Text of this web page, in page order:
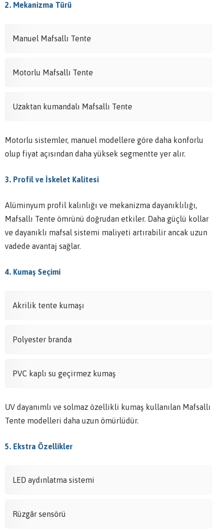
2. Mekanizma Türü
Manuel Mafsallı Tente
Motorlu Mafsallı Tente
Uzaktan kumandalı Mafsallı Tente
Motorlu sistemler, manuel modellere göre daha konforlu
olup fiyat açısından daha yüksek segmentte yer alır.
3. Profil ve İskelet Kalitesi
Alüminyum profil kalınlığı ve mekanizma dayanıklılığı,
Mafsallı Tente ömrünü doğrudan etkiler. Daha güçlü kollar
ve dayanıklı mafsal sistemi maliyeti artırabilir ancak uzun
vadede avantaj sağlar.
4. Kumaş Seçimi
Akrilik tente kumaşı
Polyester branda
PVC kaplı su geçirmez kumaş
UV dayanımlı ve solmaz özellikli kumaş kullanılan Mafsallı
Tente modelleri daha uzun ömürlüdür.
5. Ekstra Özellikler
LED aydınlatma sistemi
Rüzgâr sensörü